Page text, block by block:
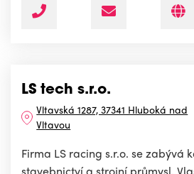
LS tech s.r.o.
Vltavská 1287, 37341 Hluboká nad
Vltavou
Firma LS racing s.r.o. se zabývá